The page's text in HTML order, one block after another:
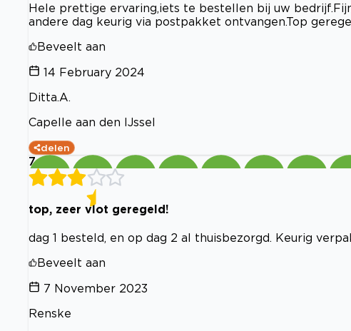
Hele prettige ervaring,iets te bestellen bij uw
andere dag keurig via postpakket ontvangen.Top
Beveelt aan
14 February 2024
Ditta.A.
Capelle aan den IJssel
delen
7
top, zeer vlot geregeld!
dag 1 besteld, en op dag 2 al thuisbezorgd. Keurig
Beveelt aan
7 November 2023
Renske